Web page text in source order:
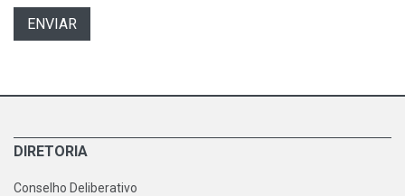
ENVIAR
DIRETORIA
Conselho Deliberativo